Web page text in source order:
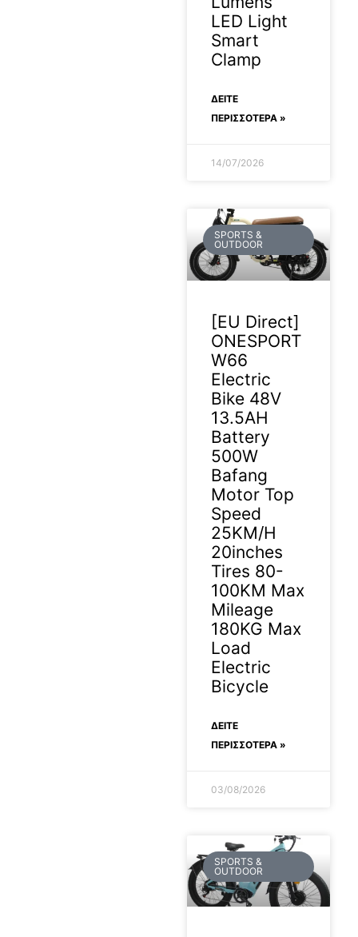
LED Light
Smart
Clamp
ΔΕΊΤΕ
ΠΕΡΙΣΣΟΤΕΡΑ »
14/07/2026
SPORTS &
OUTDOOR
[EU Direct]
ONESPORT
W66
Electric
Bike 48V
13.5AH
Battery
500W
Bafang
Motor Top
Speed
25KM/H
20inches
Tires 80-
100KM Max
Mileage
180KG Max
Load
Electric
Bicycle
ΔΕΊΤΕ
ΠΕΡΙΣΣΟΤΕΡΑ »
03/08/2026
SPORTS &
OUTDOOR